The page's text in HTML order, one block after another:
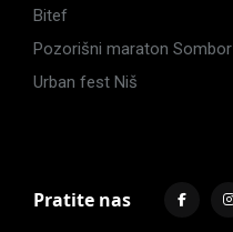
Bitef
Pozorišni maraton Sombor
Urban fest Niš
Pratite nas